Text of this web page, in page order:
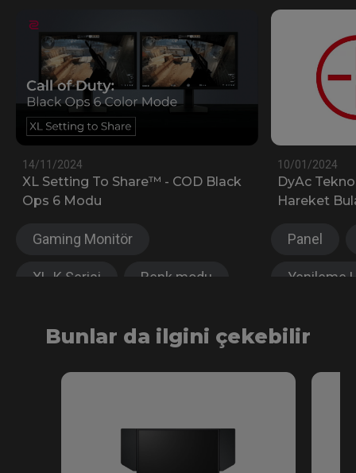
14/11/2024
XL Setting To Share™ - COD Black
Ops 6 Modu
Gaming Monitör
XL-K Serisi Renk modu
10/01/2024
DyAc
Hareket
Panel
Yenileme
Bunlar da ilgini çekebilir